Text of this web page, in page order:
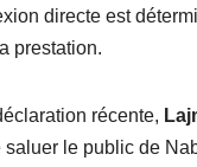
directe est
prestation.
récente,
le public de